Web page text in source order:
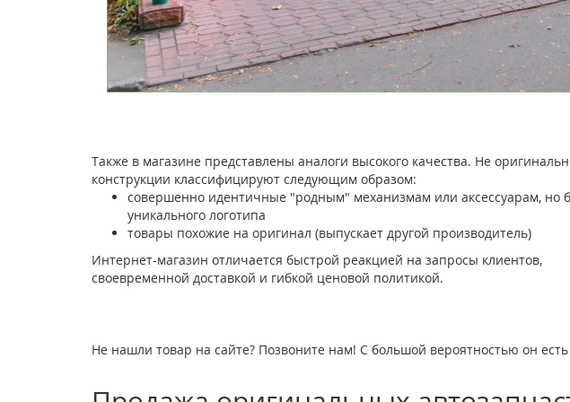
Также в магазине представлены аналоги высокого качества. Не
конструкции классифицируют следующим образом:
совершенно идентичные "родным" механизмам или аксессуарам, но
уникального логотипа
товары похожие на оригинал (выпускает другой производитель)
Интернет-магазин отличается быстрой реакцией на запросы клиентов,
своевременной доставкой и гибкой ценовой политикой.
Не нашли товар на сайте? Позвоните нам! С большой вероятностью он есть